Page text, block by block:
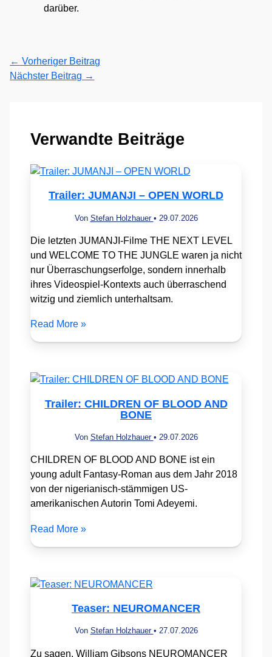
darüber.
← Vorheriger Beitrag
Nächster Beitrag →
Verwandte Beiträge
Trailer: JUMANJI – OPEN WORLD
Von Stefan Holzhauer • 29.07.2026
Die letzten JUMANJI-Filme THE NEXT LEVEL
und WELCOME TO THE JUNGLE waren ja nicht
nur Überraschungserfolge, sondern innerhalb
ihres Videospiel-Kontexts auch überraschend
witzig und ziemlich unterhaltsam.
Read More »
Trailer: CHILDREN OF BLOOD AND
BONE
Von Stefan Holzhauer • 29.07.2026
CHILDREN OF BLOOD AND BONE ist ein
young adult Fantasy-Roman aus dem Jahr 2018
von der nigerianisch-stämmigen US-
amerikanischen Autorin Tomi Adeyemi.
Read More »
Teaser: NEUROMANCER
Von Stefan Holzhauer • 27.07.2026
Zu sagen, William Gibsons NEUROMANCER